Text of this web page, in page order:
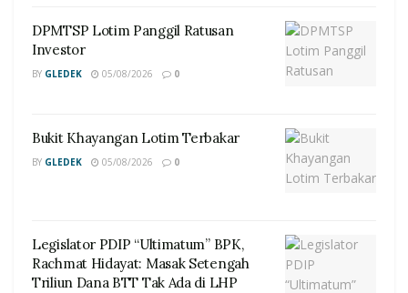
DPMTSP Lotim Panggil Ratusan
Investor
BY GLEDEK 05/08/2026 0
Bukit Khayangan Lotim Terbakar
BY GLEDEK 05/08/2026 0
Legislator PDIP “Ultimatum” BPK,
Rachmat Hidayat: Masak Setengah
Triliun Dana BTT Tak Ada di LHP